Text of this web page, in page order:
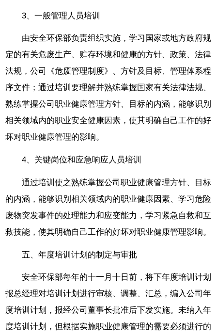
3、一般管理人员培训
由安全环保部负责组织实施，学习国家或地方政府规
定的有关危废生产、贮存环境和健康的方针、政策、法律
法规，公司《危废管理制度》、方针及目标、管理体系程
序文件；通过培训要理解并熟练掌握国家有关法律法规、
熟练掌握公司职业健康管理方针、目标的内涵，能够识别
相关领域内的职业安全健康因素，使其明确自己工作的好
坏对职业健康管理的影响。
4、关键岗位和应急响应人员培训
通过培训使之熟练掌握公司职业健康管理方针、目标
的内涵，能够识别相关领域内的职业健康因素、学习危险
废物突发事件的处理能力和应变能力，学习紧急自救和互
救技能，使其明确自己工作的好坏对职业健康管理影响。
五、年度培训计划的制定与审批
安全环保部每年的十一月十日前，将下年度培训计划
报总经理对培训计划进行审核、调整、汇总，编入公司年
度培训计划，报经公司董事长批准后下发实施。未纳入年
度培训计划，但根据实施职业健康管理的需要必须进行的